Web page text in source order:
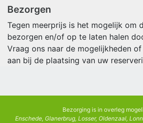
Bezorgen
Tegen meerprijs is het mogelijk om
bezorgen en/of op te laten halen
Vraag ons naar de mogelijkheden
aan bij de plaatsing van uw
Bezorging is in overleg
Enschede, Glanerbrug, Losser, Oldenzaal,